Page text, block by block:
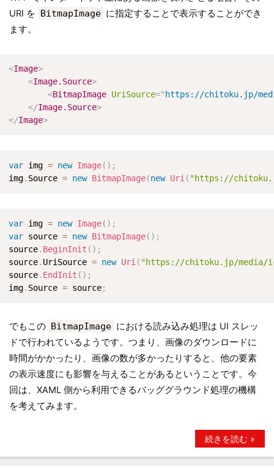
URI を BitmapImage に指定することで表示することができ
ます。
<Image>
<Image.Source>
<BitmapImage UriSource="https://chitoku.jp/
</Image.Source>
</Image>
var img = new Image( ) ;
img. Source = new BitmapImage(new Uri ( "https://
var img = new Image( ) ;
var source = new BitmapImage( ) ;
source. BeginInit ( ) ;
source. UriSource = new Uri ( "https://chitoku.jp/media/
source. EndInit ( ) ;
img. Source = source;
でもこの BitmapImage における読み込み処理は UI スレッ
ドで行われているようです。つまり、画像のダウンロードに
時間がかかったり、画像の数が多かったりすると、他の要素
の表示速度にも影響を与えることがあるということです。今
回は、XAML 側から利用できるバッググラウンド処理の機構
を考えてみます。
続きを読む »